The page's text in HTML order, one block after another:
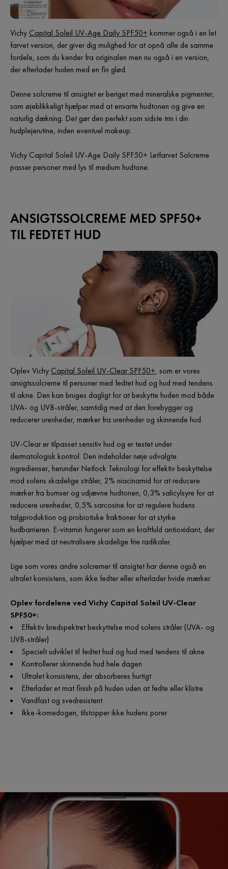
Vichy Capital Soleil UV-Age Daily SPF50+ kommer også i en let
farvet version, der giver dig mulighed for at opnå alle de samme
fordele, som du kender fra originalen men nu også i en version,
der efterlader huden med en fin glød.
Denne solcreme til ansigtet er beriget med mineralske pigmenter,
som øjeblikkeligt hjælper med at ensarte hudtonen og give en
naturlig dækning. Det gør den perfekt som sidste trin i din
hudplejerutine, inden eventuel makeup.
Vichy Capital Soleil UV-Age Daily SPF50+ Letfarvet Solcreme
passer personer med lys til medium hudtone.
ANSIGTSSOLCREME MED SPF50+
TIL FEDTET HUD
Oplev Vichy Capital Soleil UV-Clear SPF50+, som er vores
ansigtssolcreme til personer med fedtet hud og hud med tendens
til akne. Den kan bruges dagligt for at beskytte huden mod både
UVA- og UVB-stråler, samtidig med at den forebygger og
reducerer urenheder, mærker fra urenheder og skinnende hud.
UV-Clear er tilpasset sensitiv hud og er testet under
dermatologisk kontrol. Den indeholder nøje udvalgte
ingredienser, herunder Netlock Teknologi for effektiv beskyttelse
mod solens skadelige stråler, 2% niacinamid for at reducere
mærker fra bumser og udjævne hudtonen, 0,3% salicylsyre for at
reducere urenheder, 0,5% sarcosine for at regulere hudens
talgproduktion og probiotiske fraktioner for at styrke
hudbarrieren. E-vitamin fungerer som en kraftfuld antioxidant, der
hjælper med at neutralisere skadelige frie radikaler.
Lige som vores andre solcremer til ansigtet har denne også en
ultralet konsistens, som ikke fedter eller efterlader hvide mærker.
Oplev fordelene ved Vichy Capital Soleil UV-Clear
SPF50+:
Effektiv bredspektret beskyttelse mod solens stråler (UVA- og
UVB-stråler)
Specielt udviklet til fedtet hud og hud med tendens til akne
Kontrollerer skinnende hud hele dagen
Ultralet konsistens, der absorberes hurtigt
Efterlader et mat finish på huden uden at fedte eller klistre
Vandfast og svedresistent
Ikke-komedogen, tilstopper ikke hudens porer